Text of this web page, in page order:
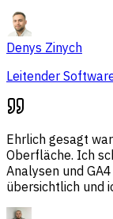
Denys Zinych
Leitender
Ehrlich gesagt
Oberfläche. Ich
Analysen und
übersichtlich und